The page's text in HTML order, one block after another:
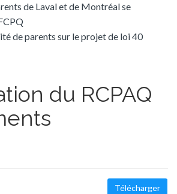
de Laval et de Montréal se
de parents sur le projet de loi 40
du RCPAQ
Télécharger